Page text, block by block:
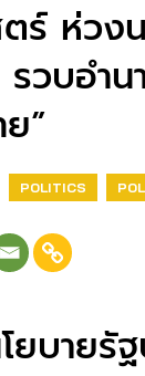
ร์ ห่วง
รวบอำ
”
POLITICS
ยบายรั